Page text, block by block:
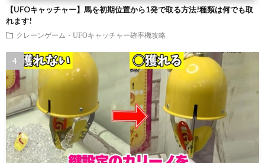
【UFOキャッチャー】馬を初期位置から1発で取る方法!種類は何でも取
れます!
クレーンゲーム・UFOキャッチャー確率機攻略